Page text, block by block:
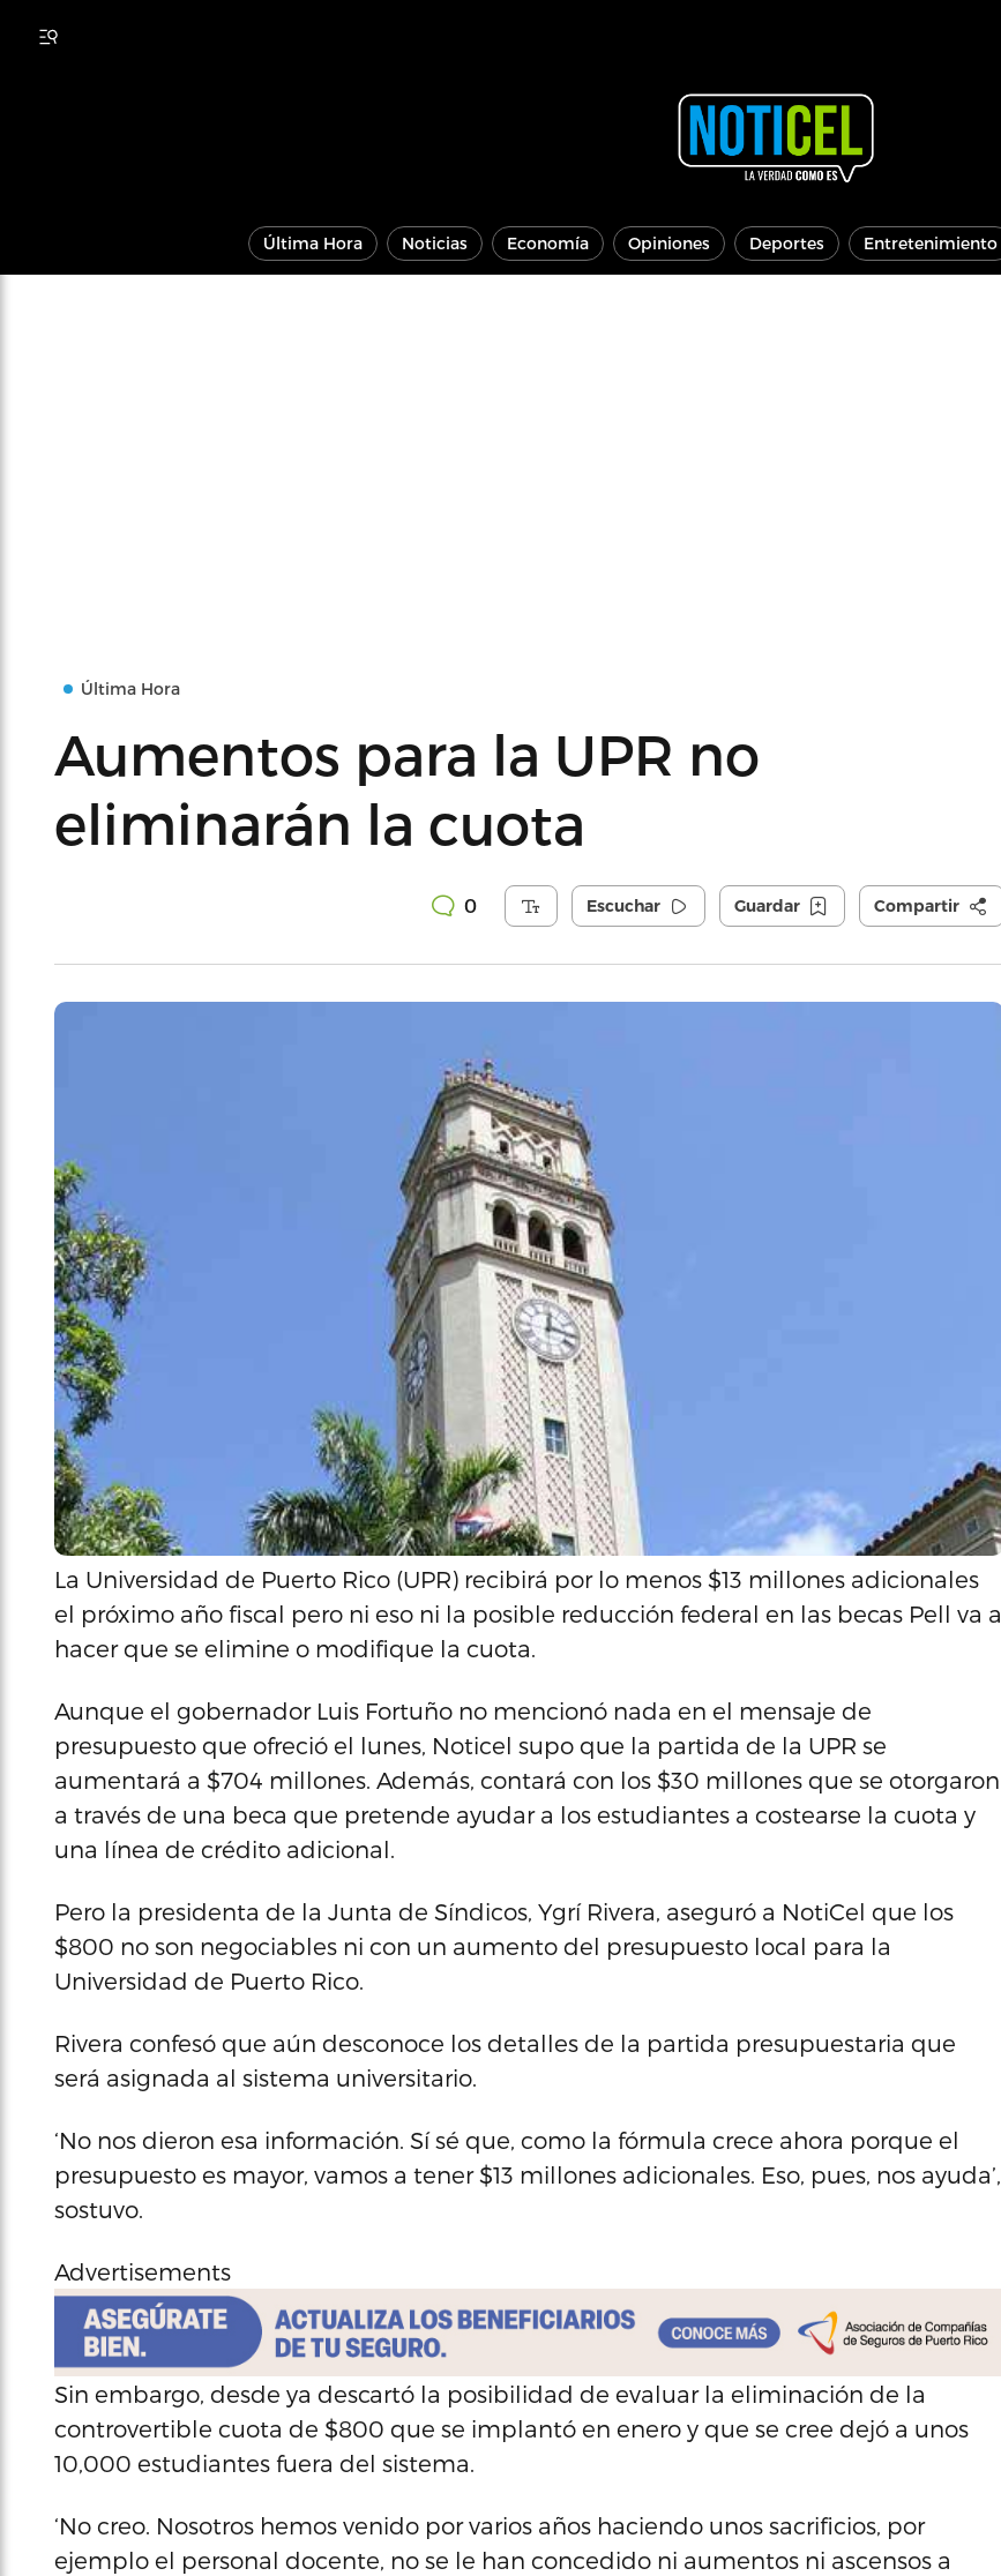
Última Hora Noticias Economía Opiniones Deportes Entretenimiento
Última Hora
Aumentos para la UPR no
eliminarán la cuota
0 Escuchar Guardar Compartir
La Universidad de Puerto Rico (UPR) recibirá por lo menos $13 millones adicionales
el próximo año fiscal pero ni eso ni la posible reducción federal en las becas Pell va a
hacer que se elimine o modifique la cuota.
Aunque el gobernador Luis Fortuño no mencionó nada en el mensaje de
presupuesto que ofreció el lunes, Noticel supo que la partida de la UPR se
aumentará a $704 millones. Además, contará con los $30 millones que se otorgaron
a través de una beca que pretende ayudar a los estudiantes a costearse la cuota y
una línea de crédito adicional.
Pero la presidenta de la Junta de Síndicos, Ygrí Rivera, aseguró a NotiCel que los
$800 no son negociables ni con un aumento del presupuesto local para la
Universidad de Puerto Rico.
Rivera confesó que aún desconoce los detalles de la partida presupuestaria que
será asignada al sistema universitario.
‘No nos dieron esa información. Sí sé que, como la fórmula crece ahora porque el
presupuesto es mayor, vamos a tener $13 millones adicionales. Eso, pues, nos ayuda’,
sostuvo.
Advertisements
Sin embargo, desde ya descartó la posibilidad de evaluar la eliminación de la
controvertible cuota de $800 que se implantó en enero y que se cree dejó a unos
10,000 estudiantes fuera del sistema.
‘No creo. Nosotros hemos venido por varios años haciendo unos sacrificios, por
ejemplo el personal docente, no se le han concedido ni aumentos ni ascensos a